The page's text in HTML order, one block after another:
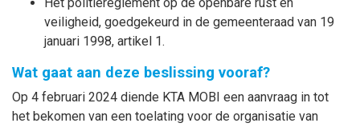
veiligheid, goedgekeurd in de gemeenteraad van 19
januari 1998, artikel 1.
Wat gaat aan deze beslissing vooraf?
Op 4 februari 2024 diende KTA MOBI een aanvraag in tot
het bekomen van een toelating voor de organisatie van